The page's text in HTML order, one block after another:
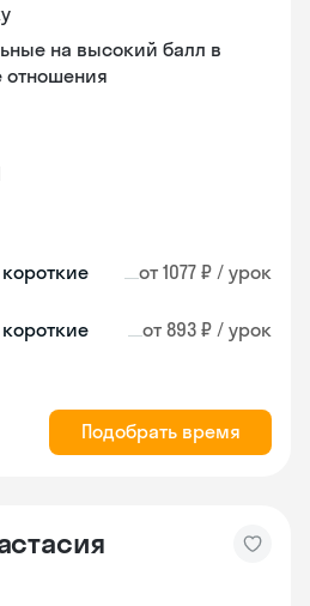
на высокий балл в
от 1077 ₽ / урок
от 893 ₽ / урок
Подобрать время